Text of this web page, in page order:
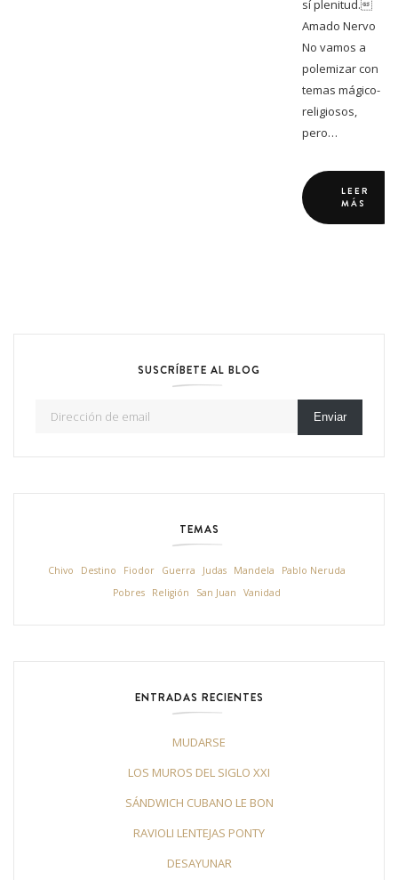
sí plenitud.
Amado Nervo
No vamos a
polemizar con
temas mágico-
religiosos,
pero…
LEER
MÁS
SUSCRÍBETE AL BLOG
Enviar
TEMAS
Chivo Destino Fiodor Guerra Judas Mandela
Pablo Neruda
Pobres
Religión San Juan Vanidad
ENTRADAS RECIENTES
MUDARSE
LOS MUROS DEL SIGLO XXI
SÁNDWICH CUBANO LE BON
RAVIOLI LENTEJAS PONTY
DESAYUNAR